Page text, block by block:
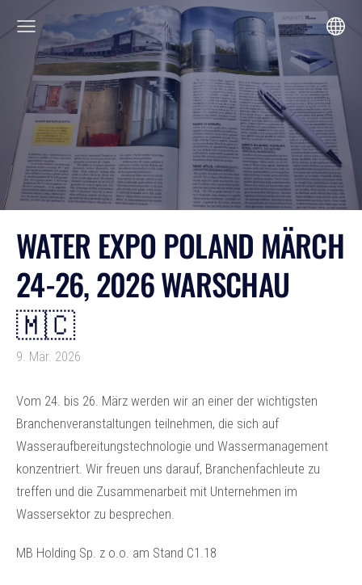
WATER EXPO POLAND MÄRCH
24-26, 2026 WARSCHAU
🇲🇨
9. Mär. 2026
Vom 24. bis 26. März werden wir an einer der wichtigsten
Branchenveranstaltungen teilnehmen, die sich auf
Wasseraufbereitungstechnologie und Wassermanagement
konzentriert. Wir freuen uns darauf, Branchenfachleute zu
treffen und die Zusammenarbeit mit Unternehmen im
Wassersektor zu besprechen.
MB Holding Sp. z o.o. am Stand C1.18